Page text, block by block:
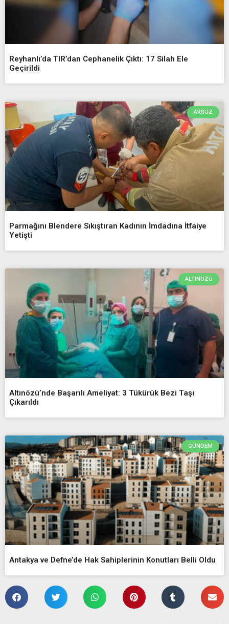
Reyhanlı’da TIR’dan Cephanelik Çıktı: 17 Silah Ele
Geçirildi
ARSUZ
Parmağını Blendere Sıkıştıran Kadının İmdadına İtfaiye
Yetişti
ALTINÖZÜ
Altınözü’nde Başarılı Ameliyat: 3 Tükürük Bezi Taşı
Çıkarıldı
GÜNDEM
Antakya ve Defne’de Hak Sahiplerinin Konutları Belli Oldu